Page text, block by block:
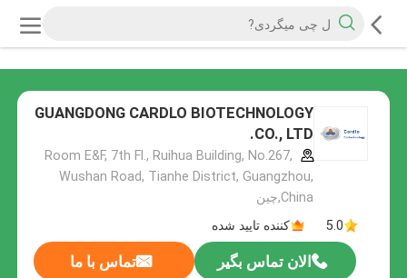
GUANGDONG CARDLO BIOTECHNOLOGY
CO., LTD.
Room E&F, 7th Fl., Ruihua Building, No.267,
Wushan Road, Tianhe District, Guangzhou,
China,چین
5.0
کننده تایید شده
الان تماس بگیر تماس با ما